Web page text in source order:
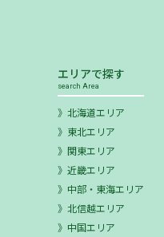
エリアで探す
search Area
北海道エリア
東北エリア
関東エリア
近畿エリア
中部・東海エリア
北信越エリア
中国エリア